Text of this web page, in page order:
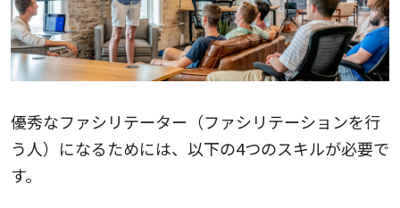
優秀なファシリテーター（ファシリテーションを行
う人）になるためには、以下の4つのスキルが必要で
す。